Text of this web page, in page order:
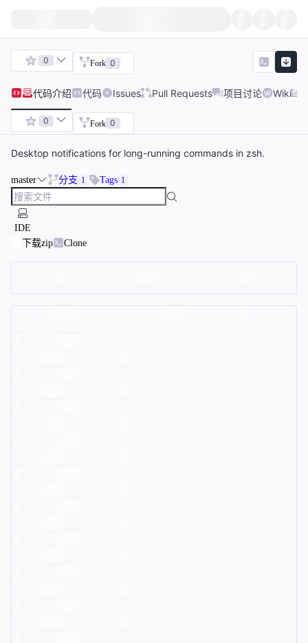
0 Fork 0
代码介绍 代码 Issues Pull Requests 项目讨论 Wiki
0 Fork 0
Desktop notifications for long-running commands in zsh.
master 分支 1 Tags 1
IDE
下载zip
Clone